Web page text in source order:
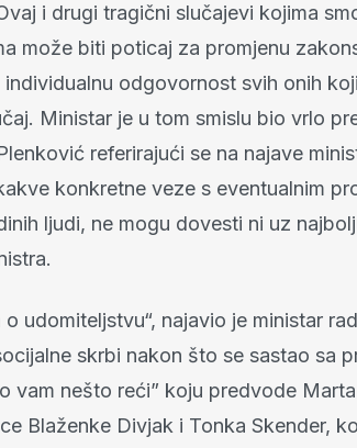
i drugi tragični slučajevi kojima
može biti poticaj za promjenu
odgovornost svih onih
Ministar je u tom smislu bio vrlo
referirajući se na najave
konkretne veze s eventualnim
ljudi, ne mogu dovesti ni uz
udomiteljstvu“, najavio je ministar
skrbi nakon što se sastao sa
vam nešto reći” koju predvode
Blaženke Divjak i Tonka Skender,